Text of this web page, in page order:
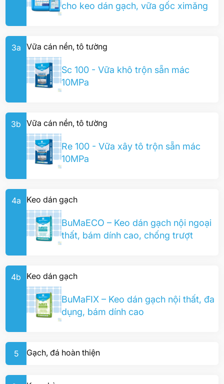
cho keo dán gạch, vữa gốc ximăng
3a Vữa cán nền, tô tường
Sc 100 - Vữa khô trộn sẵn mác
10MPa
3b Vữa cán nền, tô tường
Re 100 - Vữa xây tô trộn sẵn mác
10MPa
4a Keo dán gạch
BuMaECO – Keo dán gạch nội ngoại
thất, bám dính cao, chống trượt
4b Keo dán gạch
BuMaFIX – Keo dán gạch nội thất, đa
dụng, bám dính cao
5 Gạch, đá hoàn thiện